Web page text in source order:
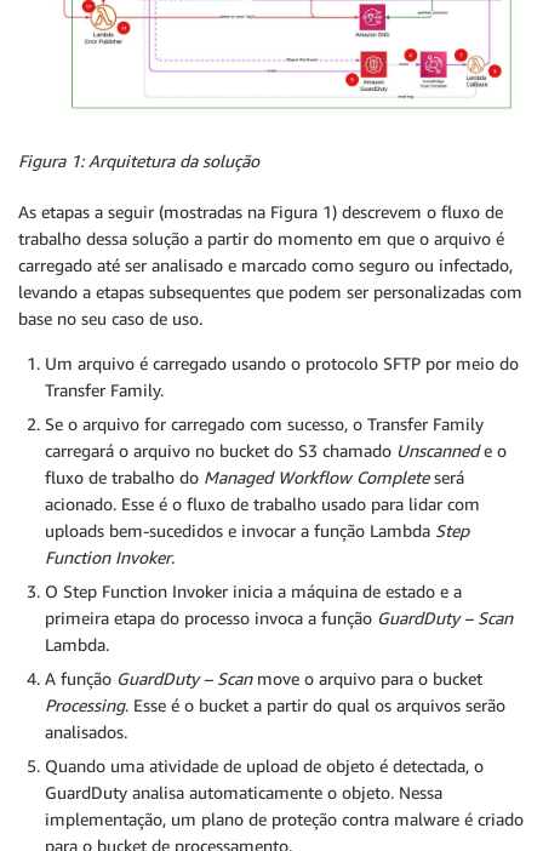
Figura 1: Arquitetura da solução
As etapas a seguir (mostradas na Figura 1) descrevem o fluxo de
trabalho dessa solução a partir do momento em que o arquivo é
carregado até ser analisado e marcado como seguro ou infectado,
levando a etapas subsequentes que podem ser personalizadas com
base no seu caso de uso.
Um arquivo é carregado usando o protocolo SFTP por meio do
Transfer Family.
Se o arquivo for carregado com sucesso, o Transfer Family
carregará o arquivo no bucket do S3 chamado Unscannede o
fluxo de trabalho do Managed Workflow Completeserá
acionado. Esse é o fluxo de trabalho usado para lidar com
uploads bem-sucedidos e invocar a função Lambda Step
Function Invoker.
O Step Function Invoker inicia a máquina de estado e a
primeira etapa do processo invoca a função GuardDuty – Scan
Lambda.
A função GuardDuty – Scanmove o arquivo para o bucket
Processing. Esse é o bucket a partir do qual os arquivos serão
analisados.
Quando uma atividade de upload de objeto é detectada, o
GuardDuty analisa automaticamente o objeto. Nessa
implementação, um plano de proteção contra malware é criado
para o bucket de processamento.